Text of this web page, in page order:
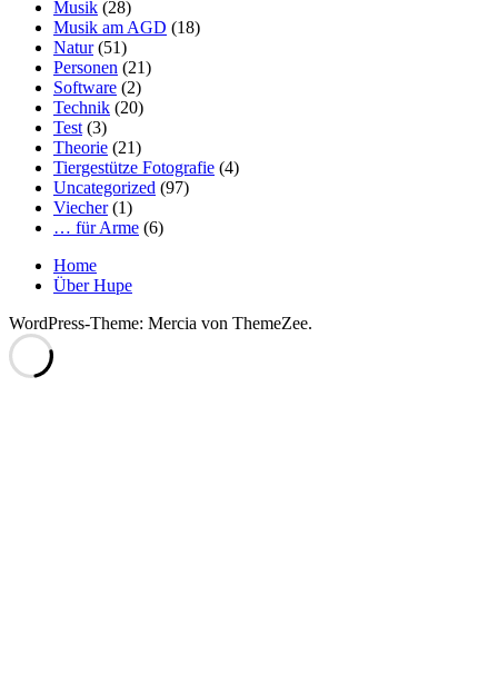
Musik (28)
Musik am AGD (18)
Natur(51)
Personen (21)
Software (2)
Technik (20)
Test (3)
Theorie (21)
Tiergestütze Fotografie (4)
Uncategorized (97)
Viecher(1)
… für Arme (6)
Home
Über Hupe
WordPress-Theme: Mercia von ThemeZee.